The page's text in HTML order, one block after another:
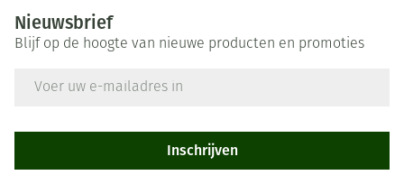
Nieuwsbrief
Blijf op de hoogte van nieuwe producten en promoties
Inschrijven